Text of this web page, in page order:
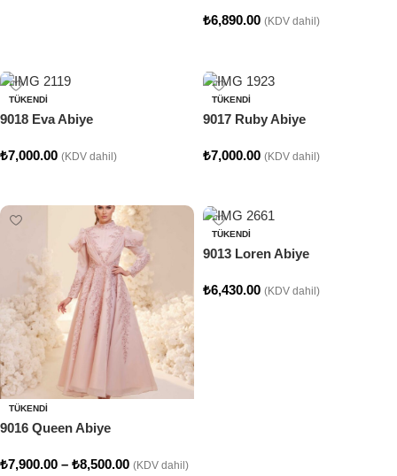
₺6,890.00 (KDV dahil)
TÜKENDI
9018 Eva Abiye
₺7,000.00 (KDV dahil)
TÜKENDI
9017 Ruby Abiye
₺7,000.00 (KDV dahil)
TÜKENDI
9016 Queen Abiye
₺7,900.00 – ₺8,500.00 (KDV dahil)
TÜKENDI
9013 Loren Abiye
₺6,430.00 (KDV dahil)